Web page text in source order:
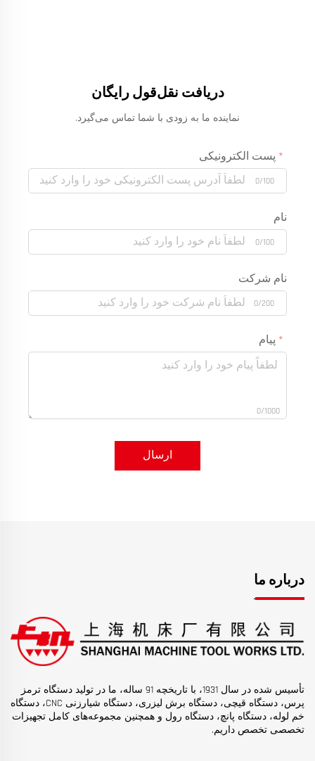
دریافت نقل‌قول رایگان
نماینده ما به زودی با شما تماس می‌گیرد.
پست الکترونیکی
0/100
نام
0/100
نام شرکت
0/200
پیام
0/1000
ارسال
درباره ما
تأسیس شده در سال 1931، با تاریخچه 91 ساله، ما در تولید دستگاه ترمز
پرس، دستگاه قیچی، دستگاه برش لیزری، دستگاه شیارزنی CNC، دستگاه
خم لوله، دستگاه پانچ، دستگاه رول و همچنین مجموعه‌های کامل تجهیزات
تخصصی تخصص داریم.